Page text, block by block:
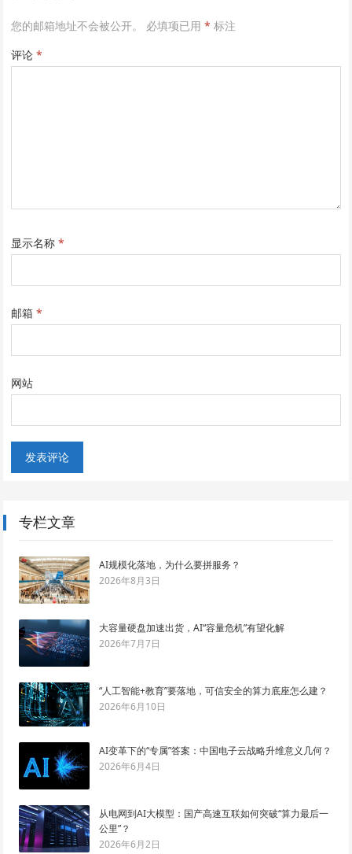
您的邮箱地址不会被公开。 必填项已用* 标注
评论*
显示名称*
邮箱*
网站
专栏文章
AI规模化落地，为什么要拼服务？
2026年8月3日
大容量硬盘加速出货，AI“容量危机”有望化解
2026年7月7日
“人工智能+教育”要落地，可信安全的算力底座怎么建？
2026年6月10日
AI变革下的“专属”答案：中国电子云战略升维意义几何？
2026年6月4日
从电网到AI大模型：国产高速互联如何突破“算力最后一
公里”？
2026年6月2日